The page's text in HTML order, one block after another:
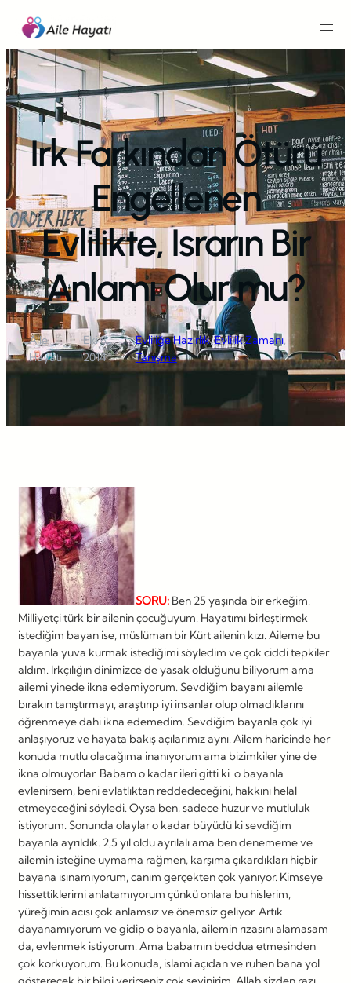
İçeriğe
geç
Irk Farkından Ötürü
Engellenen
Evlilikte, Israrın Bir
Anlamı Olur mu?
Aile
Hayatı
·
Eki 8,
2014
·
Evliliğe Hazırlık, Evlilik Zamanı
Tanışma
SORU: Ben 25 yaşında bir erkeğim.
Milliyetçi türk bir ailenin çocuğuyum. Hayatımı birleştirmek
istediğim bayan ise, müslüman bir Kürt ailenin kızı. Aileme bu
bayanla yuva kurmak istediğimi söyledim ve çok ciddi tepkiler
aldım. Irkçılığın dinimizce de yasak olduğunu biliyorum ama
ailemi yinede ikna edemiyorum. Sevdiğim bayanı ailemle
bırakın tanıştırmayı, araştırıp iyi insanlar olup olmadıklarını
öğrenmeye dahi ikna edemedim. Sevdiğim bayanla çok iyi
anlaşıyoruz ve hayata bakış açılarımız aynı. Ailem haricinde her
konuda mutlu olacağıma inanıyorum ama bizimkiler yine de
ikna olmuyorlar. Babam o kadar ileri gitti ki o bayanla
evlenirsem, beni evlatlıktan reddedeceğini, hakkını helal
etmeyeceğini söyledi. Oysa ben, sadece huzur ve mutluluk
istiyorum. Sonunda olaylar o kadar büyüdü ki sevdiğim
bayanla ayrıldık. 2,5 yıl oldu ayrılalı ama ben denememe ve
ailemin isteğine uymama rağmen, karşıma çıkardıkları hiçbir
bayana ısınamıyorum, canım gerçekten çok yanıyor. Kimseye
hissettiklerimi anlatamıyorum çünkü onlara bu hislerim,
yüreğimin acısı çok anlamsız ve önemsiz geliyor. Artık
dayanamıyorum ve gidip o bayanla, ailemin rızasını alamasam
da, evlenmek istiyorum. Ama babamın beddua etmesinden
çok korkuyorum. Bu konuda, islami açıdan ve ruhen bana yol